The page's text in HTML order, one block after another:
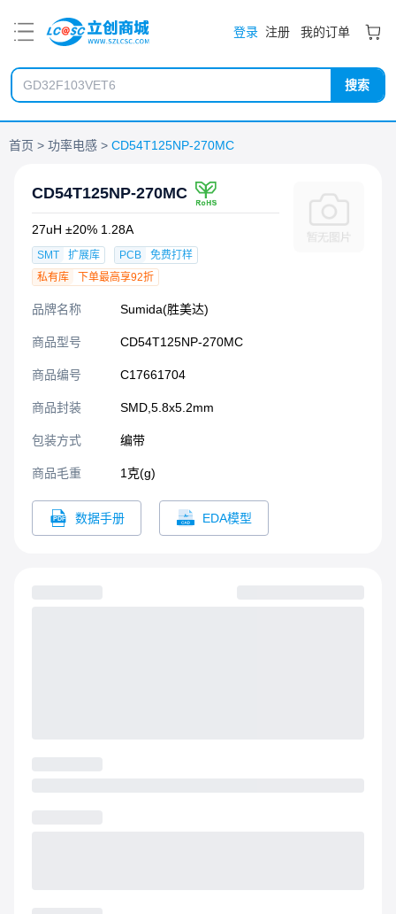
登录 注册 我的订单
搜索
首页 功率电感 CD54T125NP-270MC
CD54T125NP-270MC
27uH ±20% 1.28A
SMT 扩展库 PCB
免费打样
私有库
下单最高享92折
品牌名称 Sumida(胜美达)
商品型号 CD54T125NP-270MC
商品编号 C17661704
商品封装 SMD,5.8x5.2mm​
包装方式 编带
商品毛重 1克(g)
数据手册 EDA模型